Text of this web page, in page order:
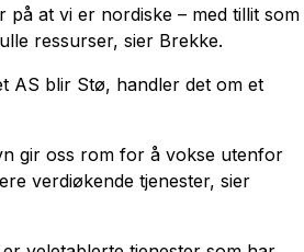
at vi er nordiske – med tillit som
ressurser, sier Brekke.
AS blir Stø, handler det om et
gir oss rom for å vokse utenfor
verdiøkende tjenester, sier